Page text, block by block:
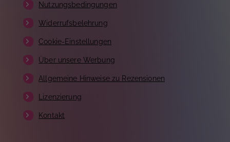
Nutzungsbedingungen
Widerrufsbelehrung
Cookie-Einstellungen
Über unsere Werbung
Allgemeine Hinweise zu Rezensionen
Lizenzierung
Kontakt